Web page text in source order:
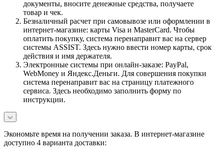
документы, вносите денежные средства, получаете
товар и чек.
Безналичный расчет при самовывозе или оформлении в
интернет-магазине: карты Visa и MasterCard. Чтобы
оплатить покупку, система перенаправит вас на сервер
системы ASSIST. Здесь нужно ввести номер карты, срок
действия и имя держателя.
Электронные системы при онлайн-заказе: PayPal,
WebMoney и Яндекс.Деньги. Для совершения покупки
система перенаправит вас на страницу платежного
сервиса. Здесь необходимо заполнить форму по
инструкции.
Экономьте время на получении заказа. В интернет-магазине
доступно 4 варианта доставки: